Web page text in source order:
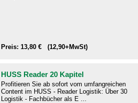
Preis: 13,80 € (12,90+MwSt)
HUSS Reader 20 Kapitel
Profitieren Sie ab sofort vom umfangreichen
Content im HUSS - Reader Logistik: Über 30
Logistik - Fachbücher als E ...